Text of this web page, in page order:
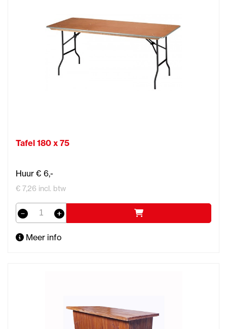
Tafel 180 x 75
Huur € 6,-
€ 7,26 incl. btw
Meer info